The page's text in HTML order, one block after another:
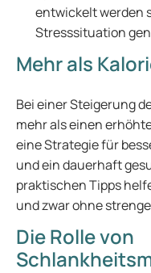
entwickelt werden
Stresssituation
Mehr als
Bei einer Steigerung
mehr als einen
eine Strategie für
und ein dauerhaft
praktischen Tipps
und zwar ohne
Die Rolle von